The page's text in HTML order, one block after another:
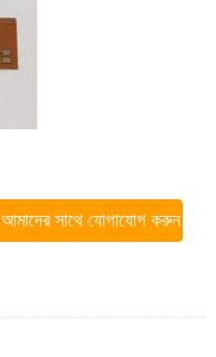
আমাদের সাথে যোগাযোগ করুন